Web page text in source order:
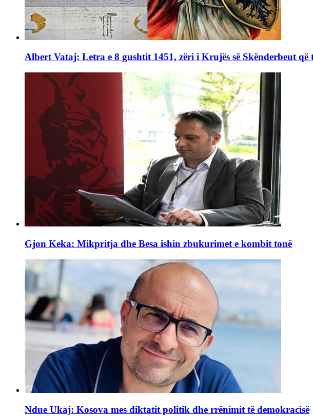
Albert Vataj: Letra e 8 gushtit 1451, zëri i Krujës së Skënderbeut që
Gjon Keka: Mikpritja dhe Besa ishin zbukurimet e kombit tonë
Ndue Ukaj: Kosova mes diktatit politik dhe rrënimit të demokracisë